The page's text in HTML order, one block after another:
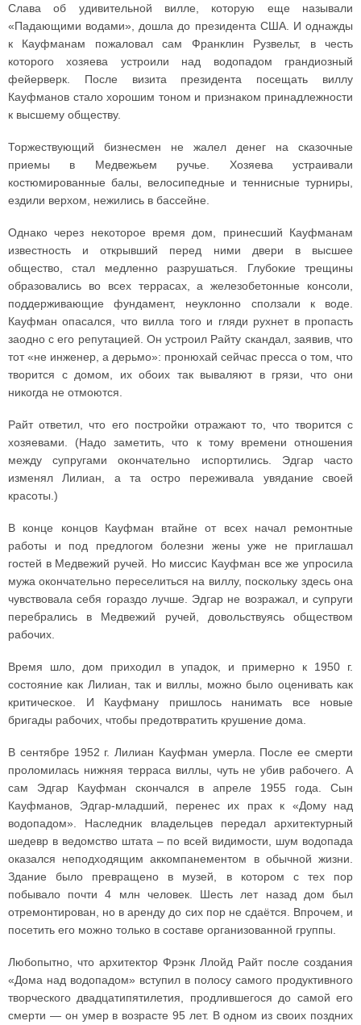
Слава об удивительной вилле, которую еще называли
«Падающими водами», дошла до президента США. И однажды
к Кауфманам пожаловал сам Франклин Рузвельт, в честь
которого хозяева устроили над водопадом грандиозный
фейерверк. После визита президента посещать виллу
Кауфманов стало хорошим тоном и признаком принадлежности
к высшему обществу.
Торжествующий бизнесмен не жалел денег на сказочные
приемы в Медвежьем ручье. Хозяева устраивали
костюмированные балы, велосипедные и теннисные турниры,
ездили верхом, нежились в бассейне.
Однако через некоторое время дом, принесший Кауфманам
известность и открывший перед ними двери в высшее
общество, стал медленно разрушаться. Глубокие трещины
образовались во всех террасах, а железобетонные консоли,
поддерживающие фундамент, неуклонно сползали к воде.
Кауфман опасался, что вилла того и гляди рухнет в пропасть
заодно с его репутацией. Он устроил Райту скандал, заявив, что
тот «не инженер, а дерьмо»: пронюхай сейчас пресса о том, что
творится с домом, их обоих так вываляют в грязи, что они
никогда не отмоются.
Райт ответил, что его постройки отражают то, что творится с
хозяевами. (Надо заметить, что к тому времени отношения
между супругами окончательно испортились. Эдгар часто
изменял Лилиан, а та остро переживала увядание своей
красоты.)
В конце концов Кауфман втайне от всех начал ремонтные
работы и под предлогом болезни жены уже не приглашал
гостей в Медвежий ручей. Но миссис Кауфман все же упросила
мужа окончательно переселиться на виллу, поскольку здесь она
чувствовала себя гораздо лучше. Эдгар не возражал, и супруги
перебрались в Медвежий ручей, довольствуясь обществом
рабочих.
Время шло, дом приходил в упадок, и примерно к 1950 г.
состояние как Лилиан, так и виллы, можно было оценивать как
критическое. И Кауфману пришлось нанимать все новые
бригады рабочих, чтобы предотвратить крушение дома.
В сентябре 1952 г. Лилиан Кауфман умерла. После ее смерти
проломилась нижняя терраса виллы, чуть не убив рабочего. А
сам Эдгар Кауфман скончался в апреле 1955 года. Сын
Кауфманов, Эдгар-младший, перенес их прах к «Дому над
водопадом». Наследник владельцев передал архитектурный
шедевр в ведомство штата – по всей видимости, шум водопада
оказался неподходящим аккомпанементом в обычной жизни.
Здание было превращено в музей, в котором с тех пор
побывало почти 4 млн человек. Шесть лет назад дом был
отремонтирован, но в аренду до сих пор не сдаётся. Впрочем, и
посетить его можно только в составе организованной группы.
Любопытно, что архитектор Фрэнк Ллойд Райт после создания
«Дома над водопадом» вступил в полосу самого продуктивного
творческого двадцатипятилетия, продлившегося до самой его
смерти — он умер в возрасте 95 лет. В одном из своих поздних